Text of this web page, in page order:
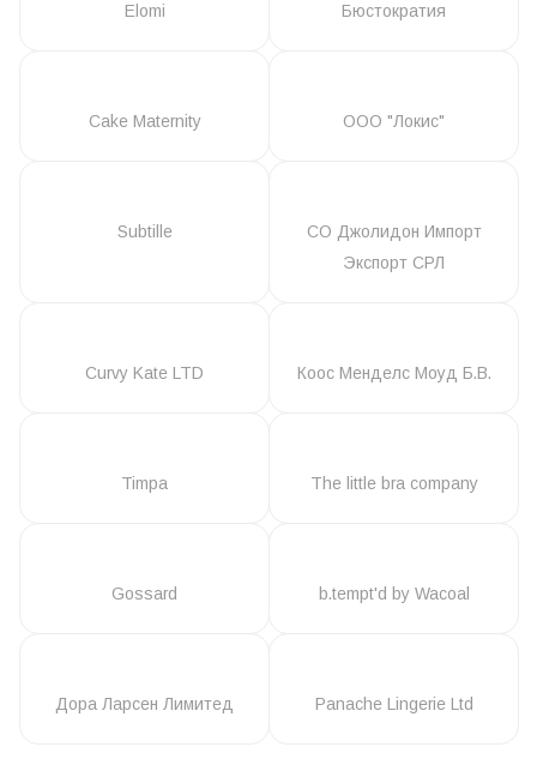
Elomi Бюстократия
Cake Maternity ООО "Локис"
Subtille
СО Джолидон Импорт
Экспорт СРЛ
Curvy Kate LTD Коос Менделс Моуд Б.В.
Timpa The little bra company
Gossard b.tempt'd by Wacoal
Дора Ларсен Лимитед Panache Lingerie Ltd